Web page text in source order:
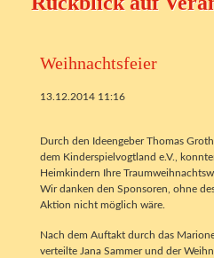
Weihnachtsfeier
13.12.2014 11:16
Durch den Ideengeber Thomas
dem Kinderspielvogtland e.V.,
Heimkindern Ihre
Wir danken den Sponsoren, ohne
Aktion nicht möglich wäre.
Nach dem Auftakt durch das
verteilte Jana Sammer und der